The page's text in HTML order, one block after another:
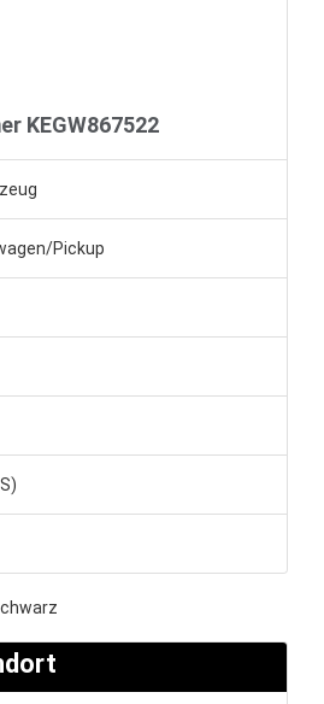
KEGW867522
Pickup